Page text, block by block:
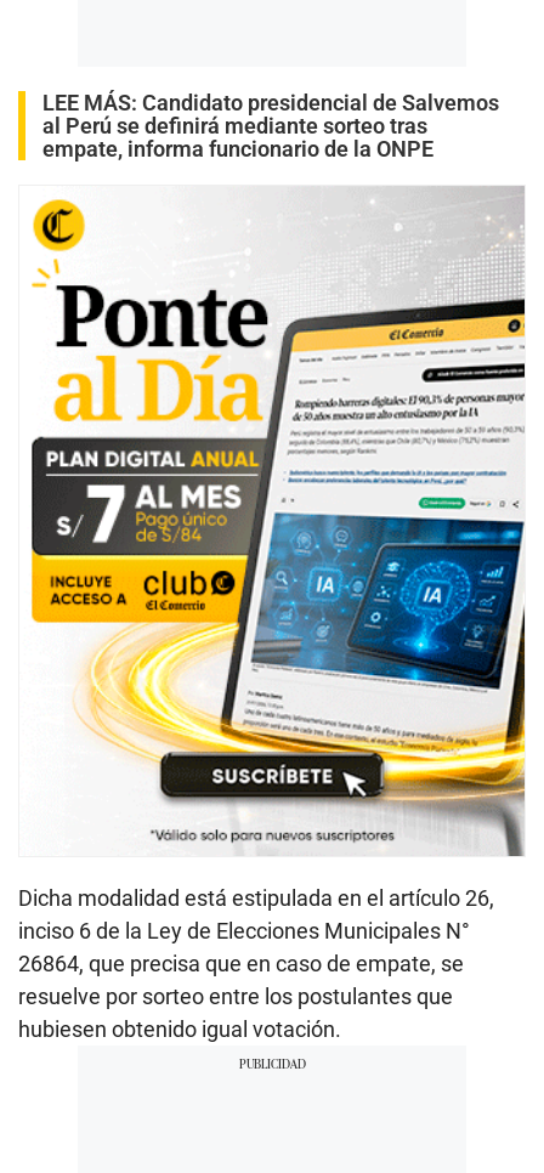
LEE MÁS: Candidato presidencial de Salvemos
al Perú se definirá mediante sorteo tras
empate, informa funcionario de la ONPE
Dicha modalidad está estipulada en el artículo 26,
inciso 6 de la Ley de Elecciones Municipales N°
26864, que precisa que en caso de empate, se
resuelve por sorteo entre los postulantes que
hubiesen obtenido igual votación.